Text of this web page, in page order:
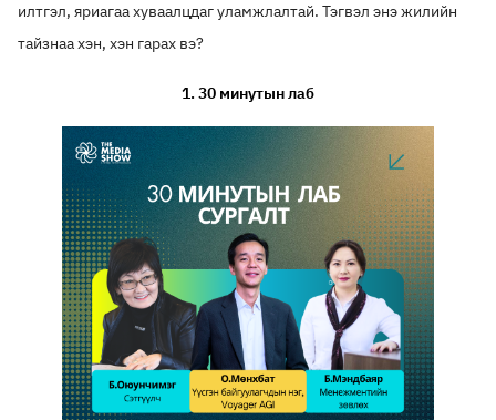
илтгэл, яриагаа хуваалцдаг уламжлалтай. Тэгвэл энэ жилийн
тайзнаа хэн, хэн гарах вэ?
1.30 минутын лаб